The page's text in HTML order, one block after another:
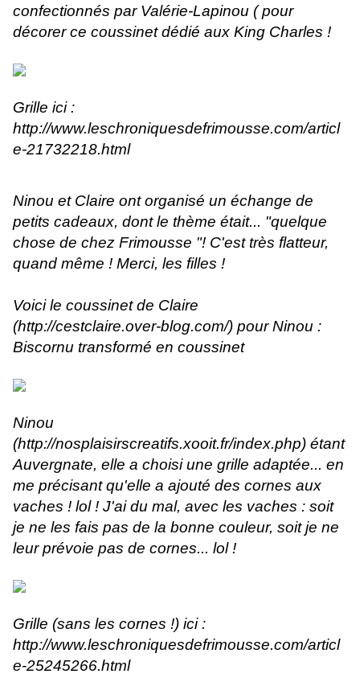
confectionnés par Valérie-Lapinou ( pour
décorer ce coussinet dédié aux King Charles !
Grille ici :
http://www.leschroniquesdefrimousse.com/articl
e-21732218.html
Ninou et Claire ont organisé un échange de
petits cadeaux, dont le thème était... "quelque
chose de chez Frimousse "! C'est très flatteur,
quand même ! Merci, les filles !
Voici le coussinet de Claire
(http://cestclaire.over-blog.com/) pour Ninou :
Biscornu transformé en coussinet
Ninou
(http://nosplaisirscreatifs.xooit.fr/index.php) étant
Auvergnate, elle a choisi une grille adaptée... en
me précisant qu'elle a ajouté des cornes aux
vaches ! lol ! J'ai du mal, avec les vaches : soit
je ne les fais pas de la bonne couleur, soit je ne
leur prévoie pas de cornes... lol !
Grille (sans les cornes !) ici :
http://www.leschroniquesdefrimousse.com/articl
e-25245266.html